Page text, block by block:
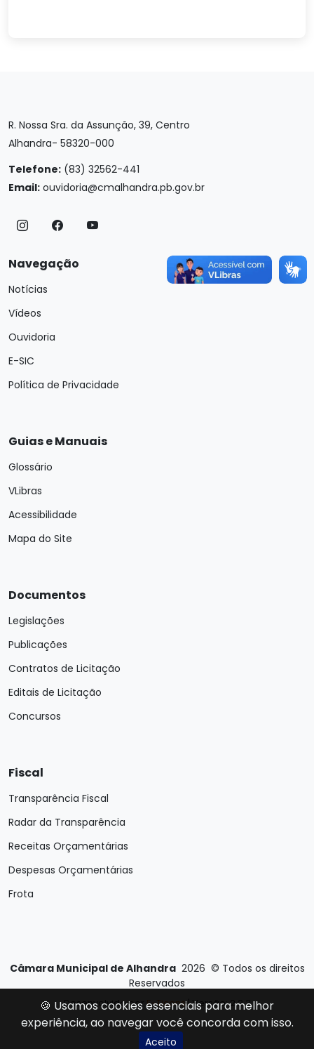
R. Nossa Sra. da Assunção, 39, Centro
Alhandra- 58320-000
Telefone: (83) 32562-441
Email: ouvidoria@cmalhandra.pb.gov.br
Navegação
Notícias
Vídeos
Ouvidoria
E-SIC
Política de Privacidade
Guias e Manuais
Glossário
VLibras
Acessibilidade
Mapa do Site
Documentos
Legislações
Publicações
Contratos de Licitação
Editais de Licitação
Concursos
Fiscal
Transparência Fiscal
Radar da Transparência
Receitas Orçamentárias
Despesas Orçamentárias
Frota
Câmara Municipal de Alhandra 2026 © Todos os direitos
Reservados
Desenvolvido porE-Ticons| Versão: 2.2.3
🍪 Usamos cookies essenciais para melhor
experiência, ao navegar você concorda com isso.
Aceito